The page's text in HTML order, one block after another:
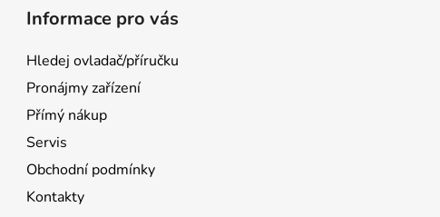
Informace pro vás
Hledej ovladač/příručku
Pronájmy zařízení
Přímý nákup
Servis
Obchodní podmínky
Kontakty